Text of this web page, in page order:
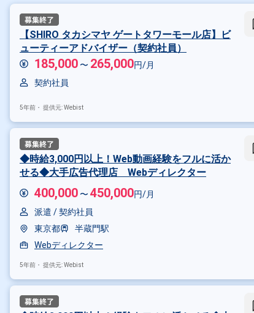
【SHIRO タカシマヤ ゲートタワーモール店】ビ
ューティーアドバイザー（契約社員）
185,000 〜 265,000円/月
契約社員
5年前・ 提供元: Webist
◆時給3,000円以上！Web動画経験をフルに活か
せる◆大手広告代理店 Webディレクター
400,000 〜 450,000円/月
派遣 /契約社員
東京都
半蔵門駅
Webディレクター
5年前・ 提供元: Webist